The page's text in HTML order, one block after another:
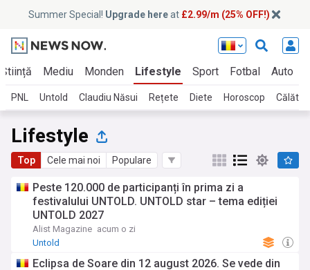
Summer Special! Upgrade hereat £2.99/m (25% OFF!)
Știință Mediu Monden Lifestyle Sport Fotbal Auto
PNL Untold Claudiu Năsui Rețete Diete Horoscop
Lifestyle
Top Cele mai noi Populare
Peste 120.000 de participanți în prima zi a
festivalului UNTOLD. UNTOLD star – tema ediției
UNTOLD 2027
Alist Magazine acum o zi
Untold
Eclipsa de Soare din 12 august 2026. Se vede din